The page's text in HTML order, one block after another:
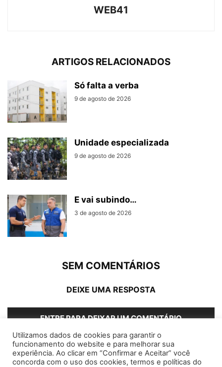
WEB41
ARTIGOS RELACIONADOS
Só falta a verba
9 de agosto de 2026
Unidade especializada
9 de agosto de 2026
E vai subindo…
3 de agosto de 2026
SEM COMENTÁRIOS
DEIXE UMA RESPOSTA
ENTRE PARA DEIXAR UM COMENTÁRIO
Utilizamos dados de cookies para garantir o
funcionamento do website e para melhorar sua
experiência. Ao clicar em “Confirmar e Aceitar” você
concorda com o uso dos cookies, termos e políticas do